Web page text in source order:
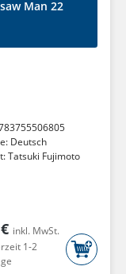
Man 22
Deutsch
Tatsuki Fujimoto
inkl. MwSt.
1-2